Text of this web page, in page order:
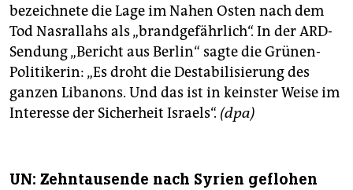
bezeichnete die Lage im Nahen Osten nach dem
Tod Nasrallahs als „brandgefährlich“. In der ARD-
Sendung „Bericht aus Berlin“ sagte die Grünen-
Politikerin: „Es droht die Destabilisierung des
ganzen Libanons. Und das ist in keinster Weise im
Interesse der Sicherheit Israels“. (dpa)
UN: Zehntausende nach Syrien geflohen